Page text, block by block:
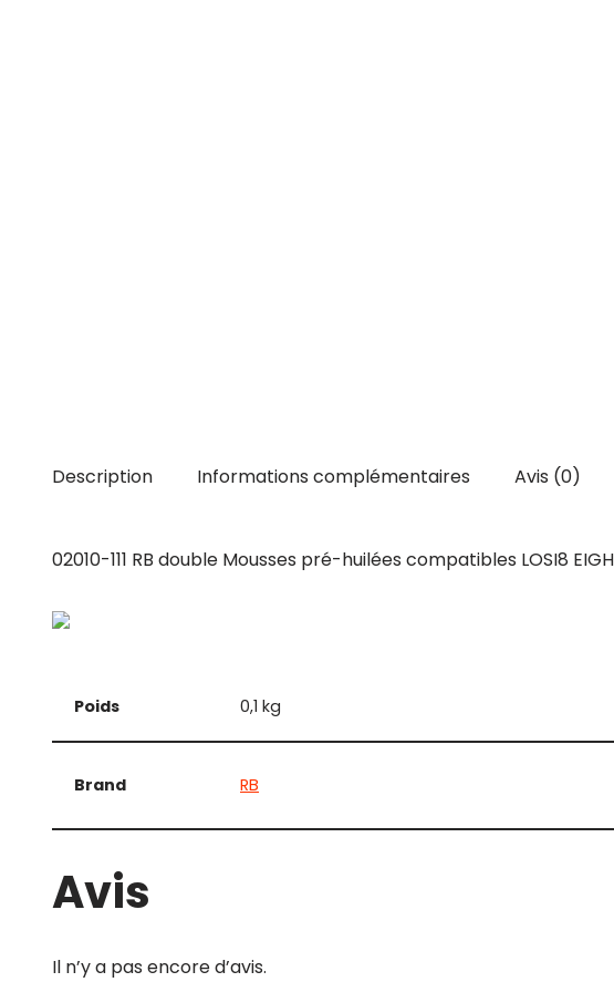
Description Informations complémentaires Avis (0)
02010-111 RB double Mousses pré-huilées compatibles LOSI8
Poids 0,1 kg
Brand RB
Avis
Il n’y a pas encore d’avis.